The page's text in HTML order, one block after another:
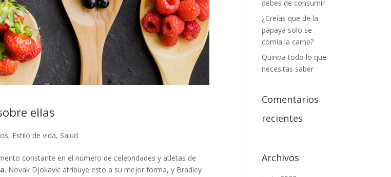
ellas
, Estilo de vida, Salud
constante en el número de celebridades y atletas de
. Novak Djokavic atribuye esto a su mejor forma, y Bradley
debes de consumir
¿Creías que de la
papaya solo se
comía la carne?
Quinoa todo lo que
necesitas saber
Comentarios
recientes
Archivos